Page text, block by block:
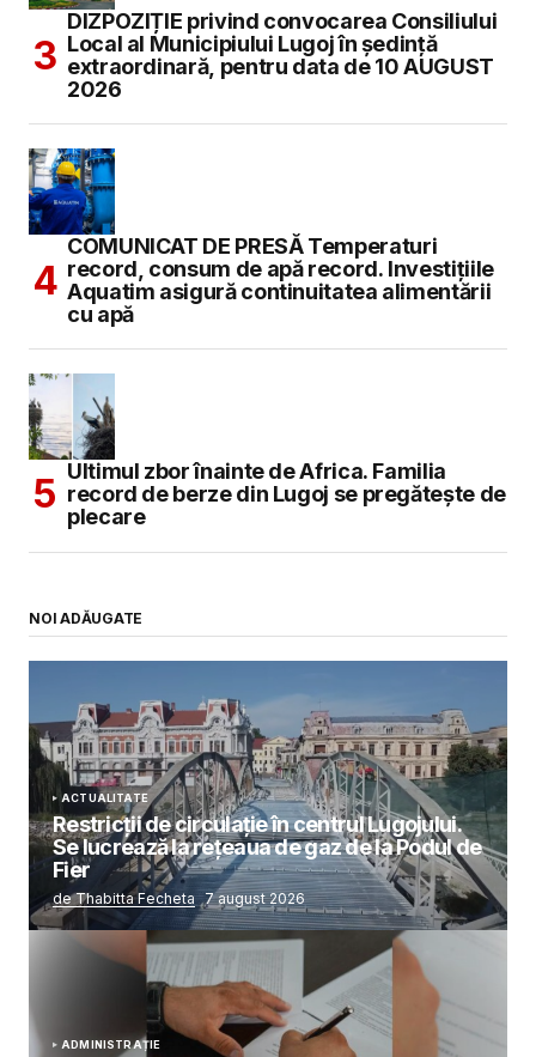
DIZPOZIȚIE privind convocarea Consiliului
Local al Municipiului Lugoj în şedinţă
extraordinară, pentru data de 10 AUGUST
2026
COMUNICAT DE PRESĂ Temperaturi
record, consum de apă record. Investițiile
Aquatim asigură continuitatea alimentării
cu apă
Ultimul zbor înainte de Africa. Familia
record de berze din Lugoj se pregătește de
plecare
NOI ADĂUGATE
ACTUALITATE
Restricții de circulație în centrul Lugojului.
Se lucrează la rețeaua de gaz de la Podul de
Fier
de Thabitta Fecheta 7 august 2026
ADMINISTRAȚIE